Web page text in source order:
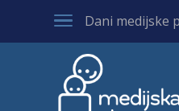
Dani medijske